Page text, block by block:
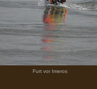
Furt vor Imeros